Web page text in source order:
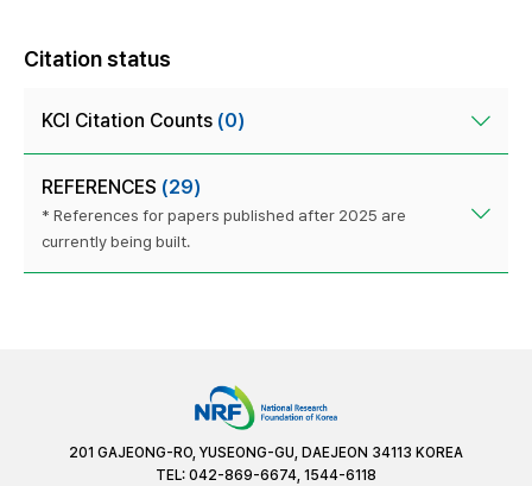
Citation status
KCI Citation Counts (0)
REFERENCES (29)
* References for papers published after 2025 are
currently being built.
201 GAJEONG-RO, YUSEONG-GU, DAEJEON 34113 KOREA
TEL: 042-869-6674, 1544-6118